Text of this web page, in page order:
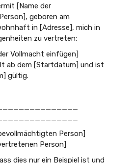
[Name der
geboren am
in [Adresse], mich in
zu vertreten:
Vollmacht einfügen]
ab dem [Startdatum] und ist
gültig.
Person]
Person]
dies nur ein Beispiel ist und